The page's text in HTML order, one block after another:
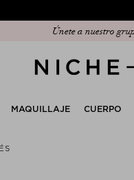
Únete a nuestro
Descubre
MAQUILLAJE CUERPO